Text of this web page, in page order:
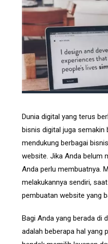
Dunia digital yang terus
bisnis digital juga semakin
mendukung berbagai
website. Jika Anda belum
Anda perlu membuatnya.
melakukannya sendiri,
pembuatan website yang
Bagi Anda yang berada di
adalah beberapa hal yang